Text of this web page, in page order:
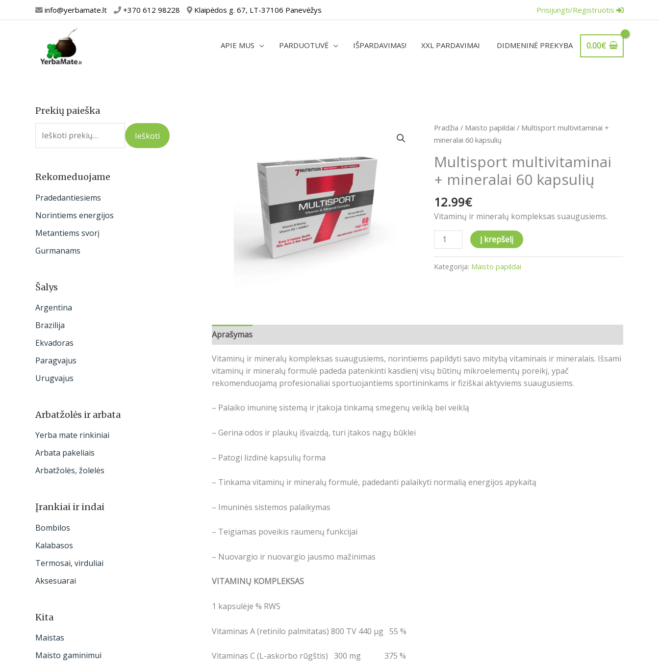
prie
info@yerbamate.lt +370 612 98228 Klaipėdos g. 67, LT-37106 Panevėžys Prisijungti/Registruotis
APIE MUS PARDUOTUVĖ IŠPARDAVIMAS! XXL PARDAVIMAI DIDMENINĖ PREKYBA 0.00€
Prekių paieška
I
e
o
:
Ieškoti
Rekomeduojame
Pradedantiesiems
Norintiems energijos
Metantiems svorį
Gurmanams
Šalys
Argentina
Brazilija
Ekvadoras
Paragvajus
Urugvajus
Arbatžolės ir arbata
Yerba mate rinkiniai
Arbata pakeliais
Arbatžolės, žolelės
Įrankiai ir indai
Bombilos
Kalabasos
Termosai, virduliai
Aksesuarai
Kita
Maistas
Maisto gaminimui
Pradžia / Maisto papildai / Multisport multivitaminai +
mineralai 60 kapsulių
Multisport multivitaminai
+ mineralai 60 kapsulių
12.99€
Vitaminų ir mineralų kompleksas suaugusiems.
produkto
kiekis:
multivitaminai
+
mineralai
60
kapsulių
Į krepšelį
Kategorija: Maisto papildai
Aprašymas
Vitaminų ir mineralų kompleksas suaugusiems, norintiems papildyti savo mitybą vitaminais ir mineralais. Išsami
vitaminų ir mineralų formulė padeda patenkinti kasdienį visų būtinų mikroelementų poreikį, ypač
rekomenduojamą profesionaliai sportuojantiems sportininkams ir fiziškai aktyviems suaugusiems.
– Palaiko imuninę sistemą ir įtakoja tinkamą smegenų veiklą bei veiklą
– Gerina odos ir plaukų išvaizdą, turi įtakos nagų būklei
– Patogi lizdinė kapsulių forma
– Tinkama vitaminų ir mineralų formulė, padedanti palaikyti normalią energijos apykaitą
– Imuninės sistemos palaikymas
– Teigiamas poveikis raumenų funkcijai
– Nuovargio ir nuovargio jausmo mažinimas
VITAMINŲ KOMPLEKSAS
1 kapsulėje % RWS
Vitaminas A (retinilo palmitatas) 800 TV 440 μg 55 %
Vitaminas C (L-askorbo rūgštis) 300 mg 375 %